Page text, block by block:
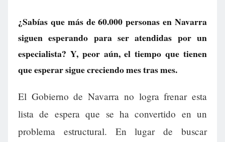
¿Sabías que más de 60.000 personas en Navarra
siguen esperando para ser atendidas por un
especialista? Y, peor aún, el tiempo que tienen
que esperar sigue creciendo mes tras mes.
El Gobierno de Navarra no logra frenar esta
lista de espera que se ha convertido en un
problema estructural. En lugar de buscar